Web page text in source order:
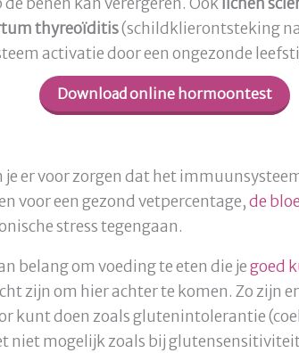
thyreoïditis(schildklierontsteking
activatie door een ongezonde
Download online hormoontest
er voor zorgen dat het
voor een gezond vetpercentage,de
stress tegengaan.
belang om voeding te eten die jegoed
zijn om hier achter te komen. Zo zijn
kunt doen zoals glutenintolerantie
niet mogelijk zoals bij